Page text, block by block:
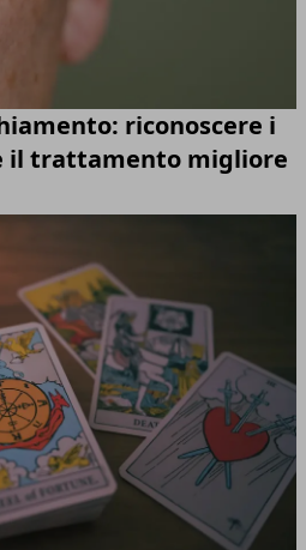
riconoscere i
il trattamento migliore